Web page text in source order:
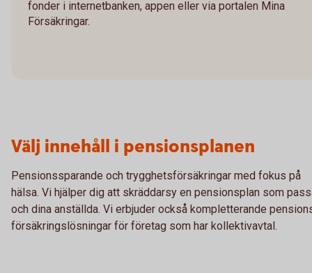
fonder i internetbanken, appen eller via portalen Mina
Försäkringar.
Välj innehåll i pensionsplanen
Pensionssparande och trygghetsförsäkringar med fokus på
hälsa. Vi hjälper dig att skräddarsy en pensionsplan som
och dina anställda. Vi erbjuder också kompletterande
försäkringslösningar för företag som har kollektivavtal.